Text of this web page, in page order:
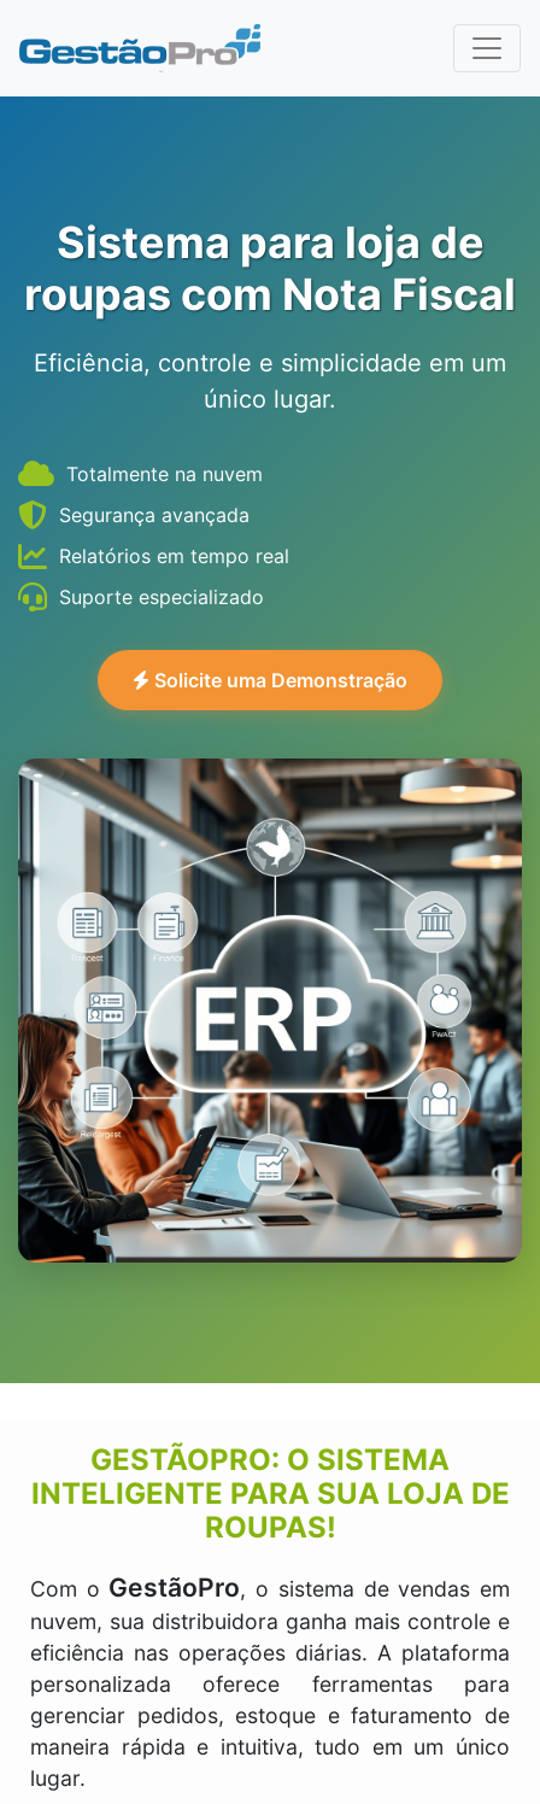
Sistema para loja de
roupas com Nota Fiscal
Eficiência, controle e simplicidade em um
único lugar.
Totalmente na nuvem
Segurança avançada
Relatórios em tempo real
Suporte especializado
Solicite uma Demonstração
GESTÃOPRO: O SISTEMA
INTELIGENTE PARA SUA LOJA DE
ROUPAS!
Com o GestãoPro, o sistema de vendas em
nuvem, sua distribuidora ganha mais controle e
eficiência nas operações diárias. A plataforma
personalizada oferece ferramentas para
gerenciar pedidos, estoque e faturamento de
maneira rápida e intuitiva, tudo em um único
lugar.